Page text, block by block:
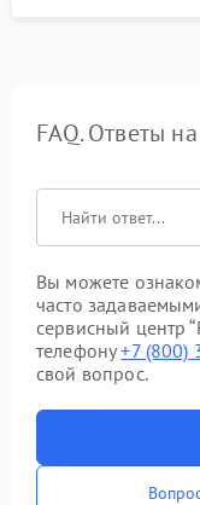
FAQ. Ответы
Вы можете
часто
сервисный центр
телефону+7 (800)
свой вопрос.